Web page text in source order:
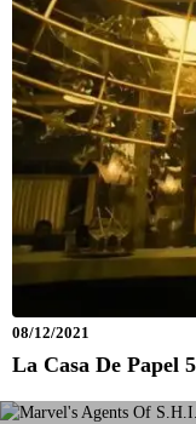
08/12/2021
La Casa De Papel